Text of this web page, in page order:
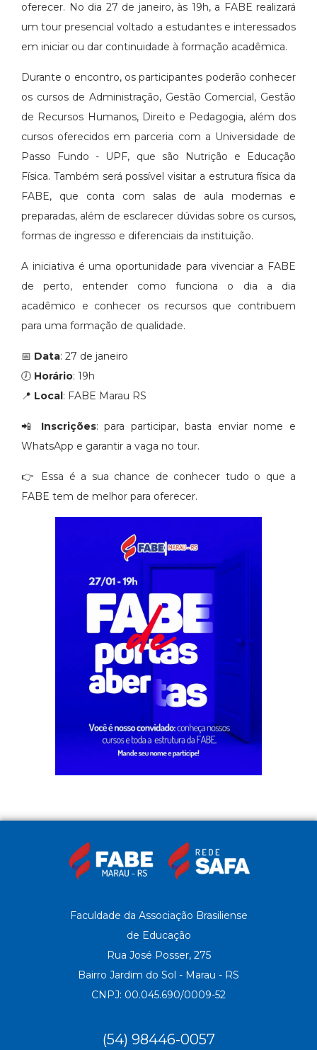
oferecer. No dia 27 de janeiro, às 19h, a FABE realizará
um tour presencial voltado a estudantes e interessados
em iniciar ou dar continuidade à formação acadêmica.
Durante o encontro, os participantes poderão conhecer
os cursos de Administração, Gestão Comercial, Gestão
de Recursos Humanos, Direito e Pedagogia, além dos
cursos oferecidos em parceria com a Universidade de
Passo Fundo - UPF, que são Nutrição e Educação
Física. Também será possível visitar a estrutura física da
FABE, que conta com salas de aula modernas e
preparadas, além de esclarecer dúvidas sobre os cursos,
formas de ingresso e diferenciais da instituição.
A iniciativa é uma oportunidade para vivenciar a FABE
de perto, entender como funciona o dia a dia
acadêmico e conhecer os recursos que contribuem
para uma formação de qualidade.
📅 Data: 27 de janeiro
🕖 Horário: 19h
📍 Local: FABE Marau RS
📲 Inscrições: para participar, basta enviar nome e
WhatsApp e garantir a vaga no tour.
👉 Essa é a sua chance de conhecer tudo o que a
FABE tem de melhor para oferecer.
Faculdade da Associação Brasiliense
de Educação
Rua José Posser, 275
Bairro Jardim do Sol - Marau - RS
CNPJ: 00.045.690/0009-52
(54) 98446-0057